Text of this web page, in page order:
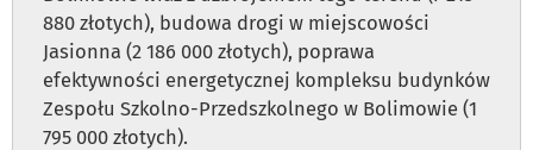
880 złotych), budowa drogi w miejscowości
Jasionna (2 186 000 złotych), poprawa
efektywności energetycznej kompleksu budynków
Zespołu Szkolno-Przedszkolnego w Bolimowie (1
795 000 złotych).